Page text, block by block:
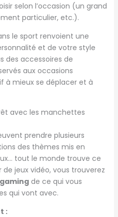
selon l’occasion (un grand
particulier, etc.).
le sport renvoient une
et de votre style
des accessoires de
aux occasions
à mieux se déplacer et à
avec les manchettes
prendre plusieurs
des thèmes mis en
tout le monde trouve ce
jeux vidéo, vous trouverez
de ce qui vous
qui vont avec.
: